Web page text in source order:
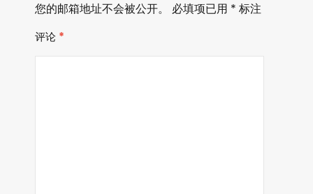
您的邮箱地址不会被公开。 必填项已用 * 标注
评论 *